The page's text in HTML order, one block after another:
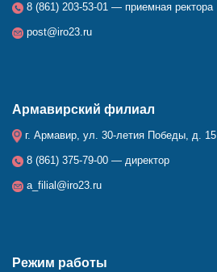
8 (861) 203-53-01 — приемная ректора
post@iro23.ru
Армавирский филиал
г. Армавир, ул. 30-летия Победы, д. 15
8 (861) 375-79-00 — директор
a_filial@iro23.ru
Режим работы